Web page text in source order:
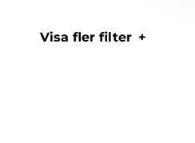
Visa fler filter